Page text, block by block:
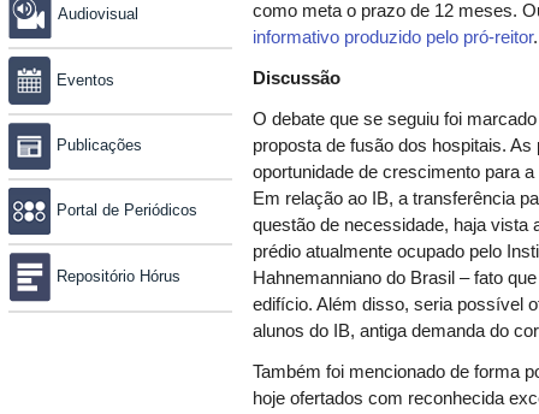
Audiovisual
Eventos
Publicações
Portal de Periódicos
Repositório Hórus
como meta o prazo de 12 meses.
informativo produzido pelo pró-reitor.
Discussão
O debate que se seguiu foi
proposta de fusão dos hospitais.
oportunidade de crescimento para
Em relação ao IB, a transferência
questão de necessidade, haja
prédio atualmente ocupado pelo
Hahnemanniano do Brasil – fato
edifício. Além disso, seria possível
alunos do IB, antiga demanda do
Também foi mencionado de forma
hoje ofertados com reconhecida